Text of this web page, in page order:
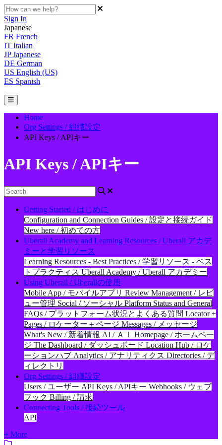
Sign In
Japanese
FR French
IT Italian
JP Japanese
DE German
US English (US)
ES Spanish
Home
Org Settings / 組織設定
API Keys / APIキー
API Keys / APIキー
Getting Started / はじめに
Configuration and Connection Guides / 設定と接続ガイド
New here / 初めての方
Uberall Academy and Learning Resources / Uberall アカデ
ミーと学習リソース
Learning Resources - Best Practices / 学習リソース - ベス
トプラクティス Uberall Academy / Uberall アカデミー
Using Uberall / Uberallの使用
Mobile App / モバイルアプリ Review Management / レビ
ュー管理 Social / ソーシャル Platform Status and General
FAQs / プラットフォーム状況とよくある質問 Locator +
Pages / ロケーター＋ページ Messages / メッセージ
What's New / 新着情報 AI / ＡＩ Homepage / ホームペー
ジ The Dashboard / ダッシュボード Location Hub / ロケ
ーションハブ Analytics / アナリティクス Directories / デ
ィレクトリ
Org Settings / 組織設定
Users / ユーザー API Keys / APIキー Webhooks / ウェブ
フック Billing / 請求
Connecting Tools / 接続ツール
API
+ More